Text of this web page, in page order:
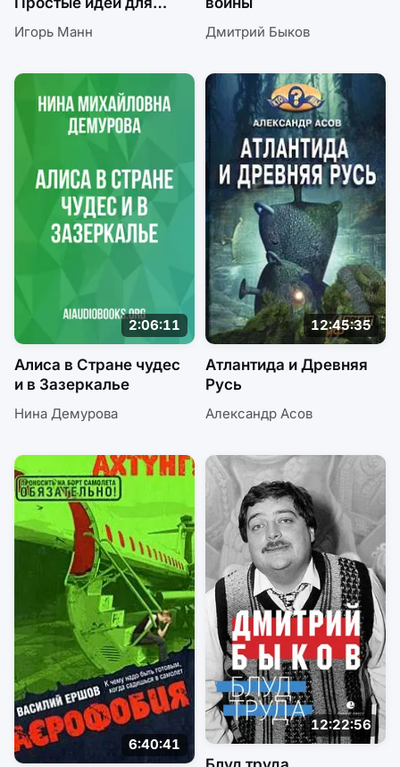
маркетинга
Игорь Манн Дмитрий Быков
2:06:11
Алиса в Стране чудес
и в Зазеркалье
Нина Демурова
12:45:35
Атлантида и Древняя
Русь
Александр Асов
6:40:41
12:22:56